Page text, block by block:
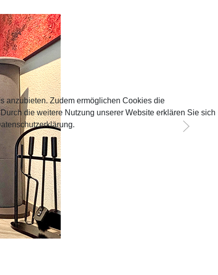
anzubieten. Zudem ermöglichen Cookies die
die weitere Nutzung unserer Website erklären Sie sich